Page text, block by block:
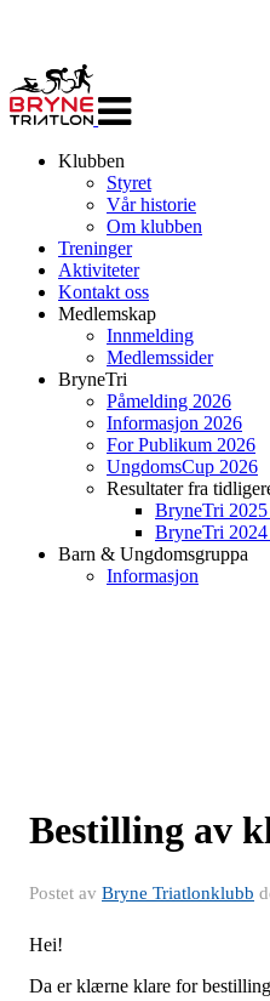
navigasjon
Klubben
Styret
Vår historie
Om klubben
Treninger
Aktiviteter
Kontakt oss
Medlemskap
Innmelding
Medlemssider
BryneTri
Påmelding 2026
Informasjon 2026
For Publikum 2026
UngdomsCup 2026
Resultater fra
BryneTri 2025
BryneTri 2024
Barn & Ungdomsgruppa
Informasjon
Bestilling av
Postet av Bryne Triatlonklubb
Hei!
Da er klærne klare for